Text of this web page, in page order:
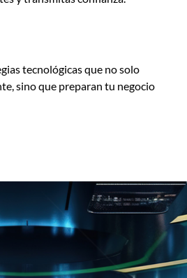
tecnológicas que no solo
sino que preparan tu negocio